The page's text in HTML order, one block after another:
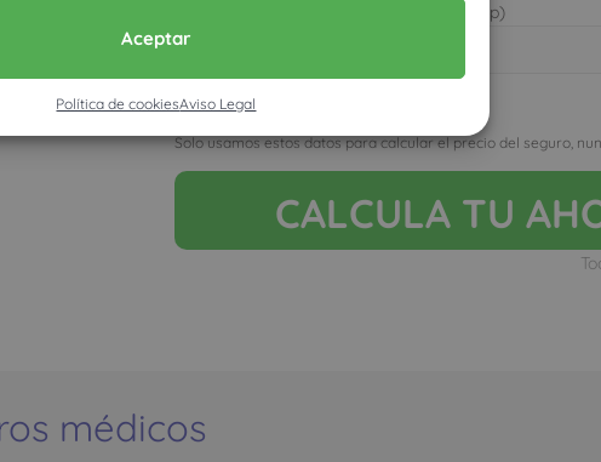
Aceptar
Política de cookiesAviso Legal
Móvil (Enviamos resultados vía WhatsApp)
Acepto la nota legal y RGPD
Solo usamos estos datos para calcular el precio del seguro,
CALCULA TU
médicos